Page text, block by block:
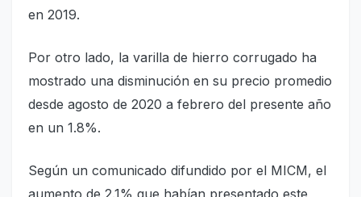
en 2019.
Por otro lado, la varilla de hierro corrugado ha
mostrado una disminución en su precio promedio
desde agosto de 2020 a febrero del presente año
en un 1.8%.
Según un comunicado difundido por el MICM, el
aumento de 2.1% que habían presentado este